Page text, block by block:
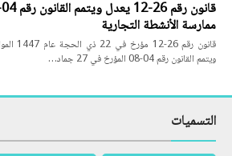
ممارسة الأنشطة التجارية
ويتمم القانون رقم 04-08 المؤرخ في 27 جماد…
التسميات